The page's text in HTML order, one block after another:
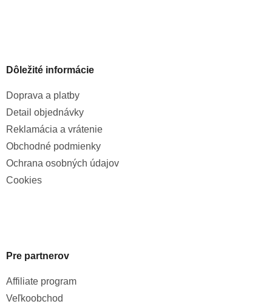
Dôležité informácie
Doprava a platby
Detail objednávky
Reklamácia a vrátenie
Obchodné podmienky
Ochrana osobných údajov
Cookies
Pre partnerov
Affiliate program
Veľkoobchod